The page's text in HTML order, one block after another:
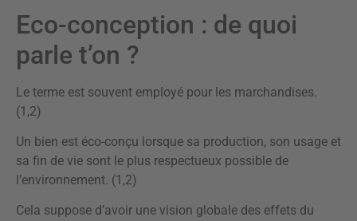
Eco-conception : de quoi
parle t’on ?
Le terme est souvent employé pour les marchandises.
(1,2)
Un bien est éco-conçu lorsque sa production, son usage et
sa fin de vie sont le plus respectueux possible de
l’environnement. (1,2)
Cela suppose d’avoir une vision globale des effets du